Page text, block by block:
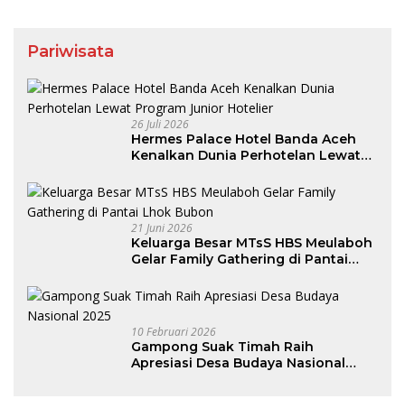
Pariwisata
26 Juli 2026
Hermes Palace Hotel Banda Aceh
Kenalkan Dunia Perhotelan Lewat
21 Juni 2026
Keluarga Besar MTsS HBS Meulaboh
Gelar Family Gathering di Pantai
10 Februari 2026
Gampong Suak Timah Raih
Apresiasi Desa Budaya Nasional